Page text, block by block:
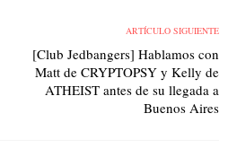
ARTÍCULO SIGUIENTE
[Club Jedbangers] Hablamos con
Matt de CRYPTOPSY y Kelly de
ATHEIST antes de su llegada a
Buenos Aires